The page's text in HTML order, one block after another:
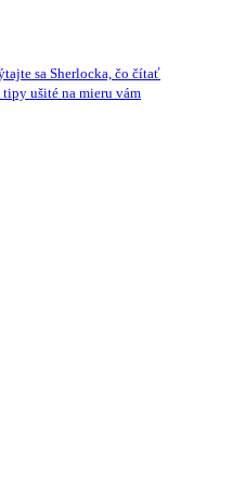
sa Sherlocka, čo čítať
ušité na mieru vám